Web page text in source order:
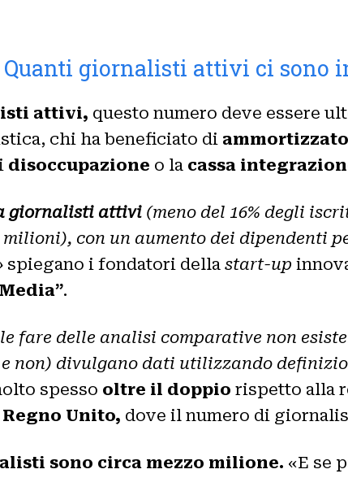
Quanti giornalisti attivi ci sono
attivi, questo numero deve essere
chi ha beneficiato di
disoccupazione o la cassa
giornalisti attivi (meno del 16% degli
milioni), con un aumento dei dipendenti
spiegano i fondatori della start-up
.
fare delle analisi comparative non
divulgano dati utilizzando
spesso oltre il doppio rispetto alla
Unito, dove il numero di
sono circa mezzo milione. «E se